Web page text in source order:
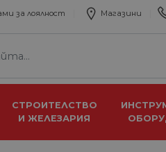
за лоялност Магазини
СТРОИТЕЛСТВО
И ЖЕЛЕЗАРИЯ